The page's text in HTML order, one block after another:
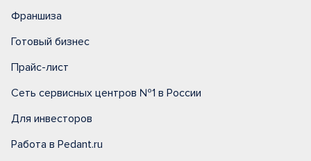
Франшиза
Готовый бизнес
Прайс-лист
Сеть сервисных центров №1 в России
Для инвесторов
Работа в Pedant.ru